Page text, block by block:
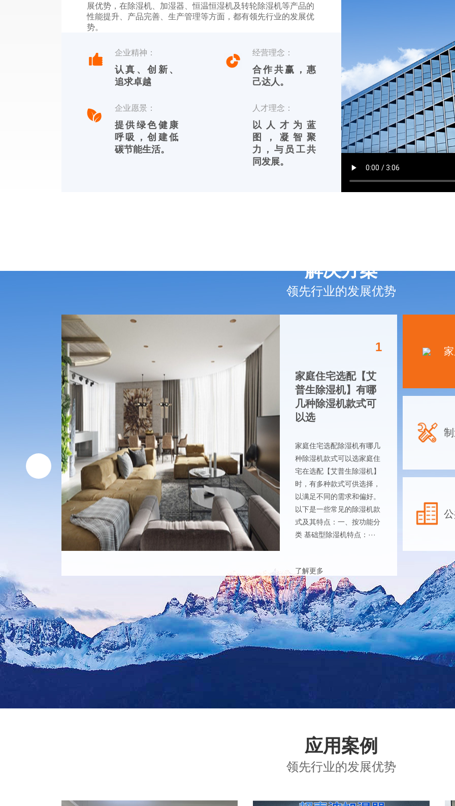
展优势，在除湿机、加湿器、恒温恒湿机及转轮除湿机等产品的
性能提升、产品完善、生产管理等方面，都有领先行业的发展优
势。
杭州川田电器拥有自主品牌，中文标识【友川】，英文标识
【YOTREE】。川田电器——核心产品 川田电器目前专业生产
除湿机、加湿机及周边湿度控制产品。
企业精神：
认真、创新、
追求卓越
经营理念：
合作共赢，惠
己达人。
企业愿景：
提供绿色健康
呼吸，创建低
碳节能生活。
人才理念：
以人才为蓝
图，凝智聚
力，与员工共
同发展。
解决方案
领先行业的发展优势
1
家庭住宅选配【艾
普生除湿机】有哪
几种除湿机款式可
以选
家庭住宅选配除湿机有哪几
种除湿机款式可以选家庭住
宅在选配【艾普生除湿机】
时，有多种款式可供选择，
以满足不同的需求和偏好。
以下是一些常见的除湿机款
式及其特点：一、按功能分
类 基础型除湿机特点：···
了解更多
应用案例
领先行业的发展优势